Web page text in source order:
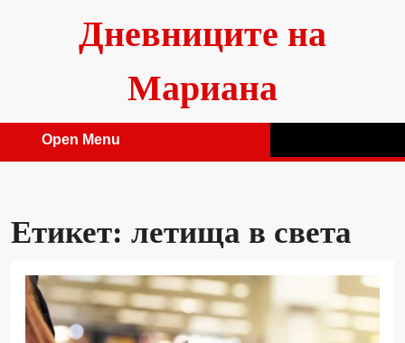
Дневниците на
Мариана
Open Menu
Етикет: летища в света